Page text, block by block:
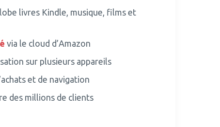
livres Kindle, musique, films et
via le cloud d’Amazon
sur plusieurs appareils
et de navigation
des millions de clients